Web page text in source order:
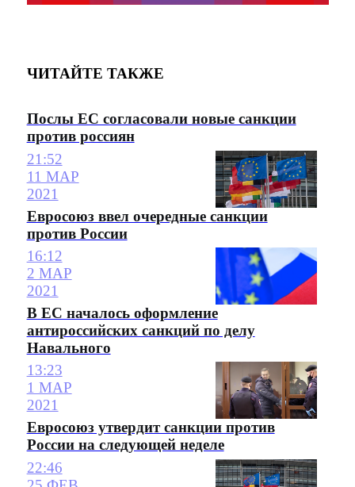
ЧИТАЙТЕ ТАКЖЕ
Послы ЕС согласовали новые санкции
против россиян
21:52
11 МАР
2021
Евросоюз ввел очередные санкции
против России
16:12
2 МАР
2021
В ЕС началось оформление
антироссийских санкций по делу
Навального
13:23
1 МАР
2021
Евросоюз утвердит санкции против
России на следующей неделе
22:46